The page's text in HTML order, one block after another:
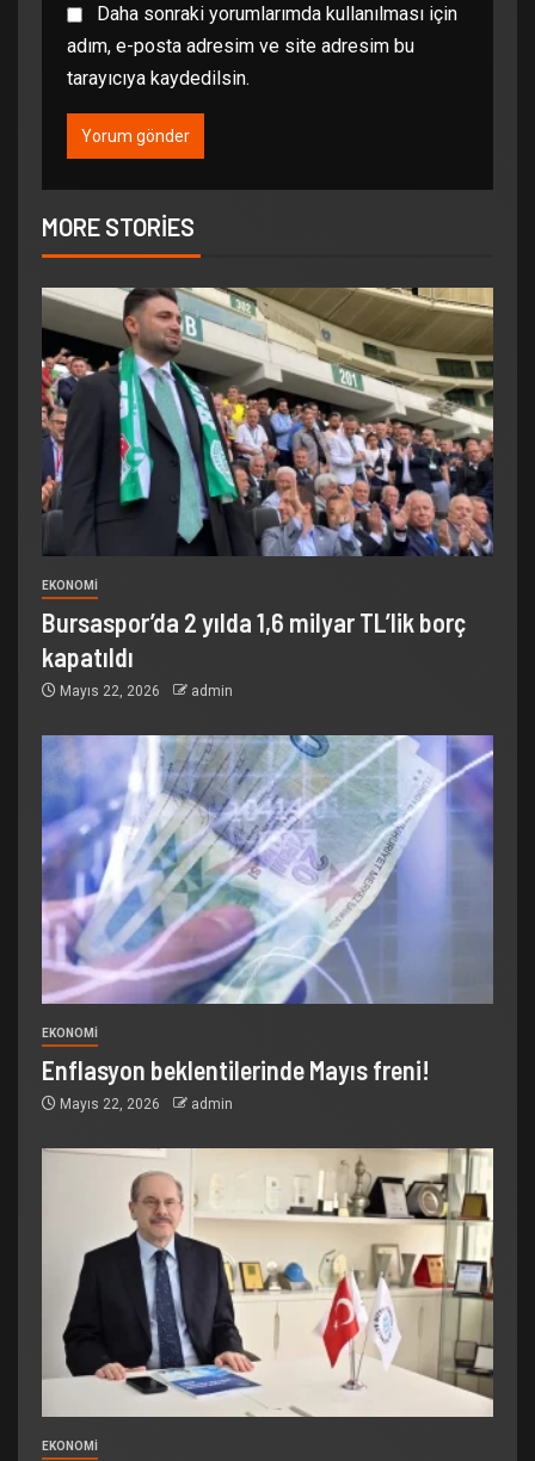
Daha sonraki yorumlarımda kullanılması için
adım, e-posta adresim ve site adresim bu
tarayıcıya kaydedilsin.
MORE STORIES
EKONOMİ
Bursaspor’da 2 yılda 1,6 milyar TL’lik borç
kapatıldı
Mayıs 22, 2026 admin
EKONOMİ
Enflasyon beklentilerinde Mayıs freni!
Mayıs 22, 2026 admin
EKONOMİ